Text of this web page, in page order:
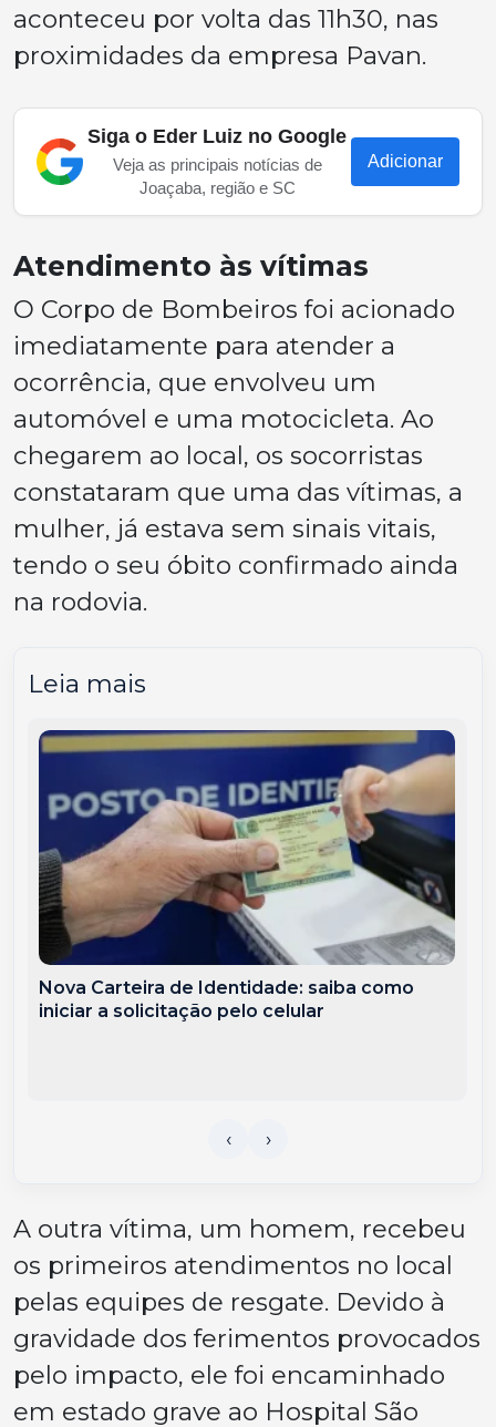
aconteceu por volta das 11h30, nas
proximidades da empresa Pavan.
Siga o Eder Luiz no Google
Veja as principais notícias de
Joaçaba, região e SC
Adicionar
Atendimento às vítimas
O Corpo de Bombeiros foi acionado
imediatamente para atender a
ocorrência, que envolveu um
automóvel e uma motocicleta. Ao
chegarem ao local, os socorristas
constataram que uma das vítimas, a
mulher, já estava sem sinais vitais,
tendo o seu óbito confirmado ainda
na rodovia.
Leia mais
Nova Carteira de Identidade: saiba como
iniciar a solicitação pelo celular
A outra vítima, um homem, recebeu
os primeiros atendimentos no local
pelas equipes de resgate. Devido à
gravidade dos ferimentos provocados
pelo impacto, ele foi encaminhado
em estado grave ao Hospital São